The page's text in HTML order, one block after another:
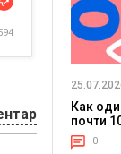
Как
почти
0